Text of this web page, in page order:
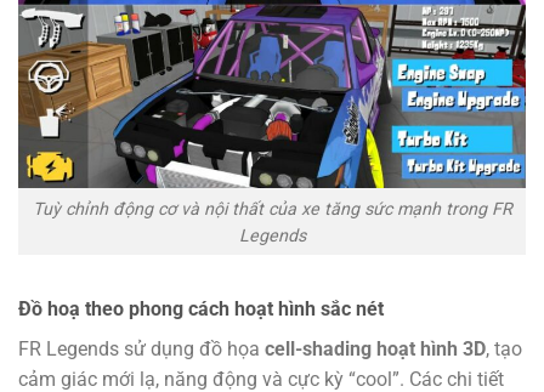
Tuỳ chỉnh động cơ và nội thất của xe tăng sức mạnh trong FR
Legends
Đồ hoạ theo phong cách hoạt hình sắc nét
FR Legends sử dụng đồ họa cell-shading hoạt hình 3D, tạo
cảm giác mới lạ, năng động và cực kỳ “cool”. Các chi tiết